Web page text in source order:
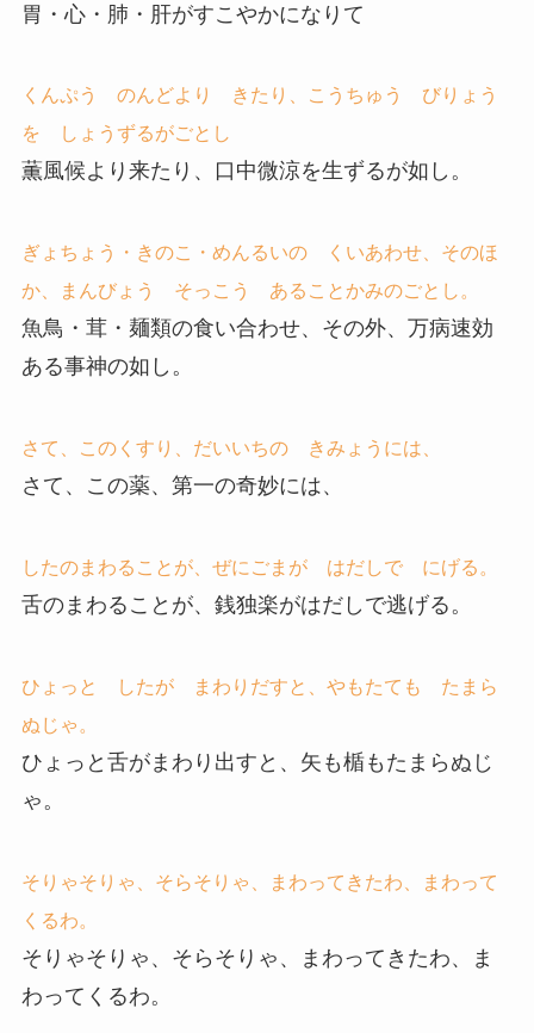
胃・心・肺・肝がすこやかになりて
くんぷう のんどより きたり、こうちゅう びりょう
を しょうずるがごとし
薫風候より来たり、口中微涼を生ずるが如し。
ぎょちょう・きのこ・めんるいの くいあわせ、そのほ
か、まんびょう そっこう あることかみのごとし。
魚鳥・茸・麺類の食い合わせ、その外、万病速効
ある事神の如し。
さて、このくすり、だいいちの きみょうには、
さて、この薬、第一の奇妙には、
したのまわることが、ぜにごまが はだしで にげる。
舌のまわることが、銭独楽がはだしで逃げる。
ひょっと したが まわりだすと、やもたても たまら
ぬじゃ。
ひょっと舌がまわり出すと、矢も楯もたまらぬじ
ゃ。
そりゃそりゃ、そらそりゃ、まわってきたわ、まわって
くるわ。
そりゃそりゃ、そらそりゃ、まわってきたわ、ま
わってくるわ。